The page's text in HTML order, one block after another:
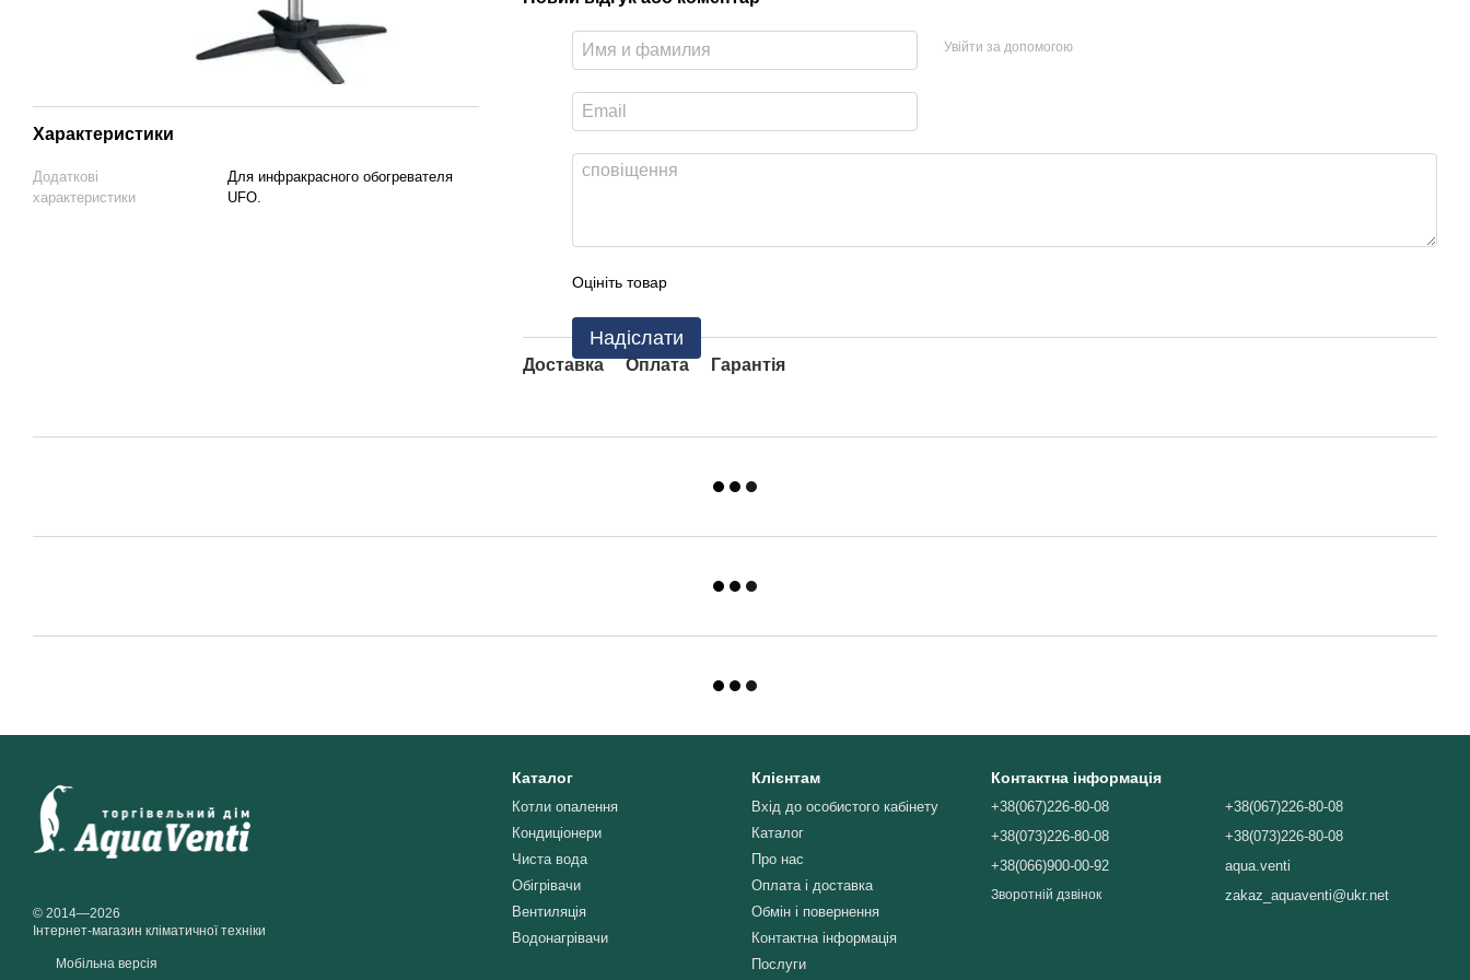
Характеристики
Додаткові
характеристики
Для инфракрасного обогревателя
UFO.
Увійти за допомогою
Оцініть товар
Надіслати
Доставка Оплата Гарантія
© 2014—2026
Інтернет-магазин кліматичної техніки
Мобільна версія
Каталог
Котли опалення
Кондиціонери
Чиста вода
Обігрівачи
Вентиляція
Водонагрівачи
Клієнтам
Вхід до особистого кабінету
Каталог
Про нас
Оплата і доставка
Обмін і повернення
Контактна інформація
Послуги
Контактна інформація
+38(067)226-80-08
+38(073)226-80-08
+38(066)900-00-92
Зворотній дзвінок
+38(067)226-80-08
+38(073)226-80-08
aqua.venti
zakaz_aquaventi@ukr.net